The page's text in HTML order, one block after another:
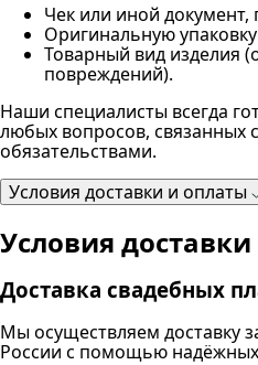
Чек или иной
Оригинальную
Товарный вид изделия
повреждений).
Наши специалисты всегда
любых вопросов, связанных
обязательствами.
Условия доставки и оплаты
Условия
Доставка свадебных
Мы осуществляем доставку
России с помощью